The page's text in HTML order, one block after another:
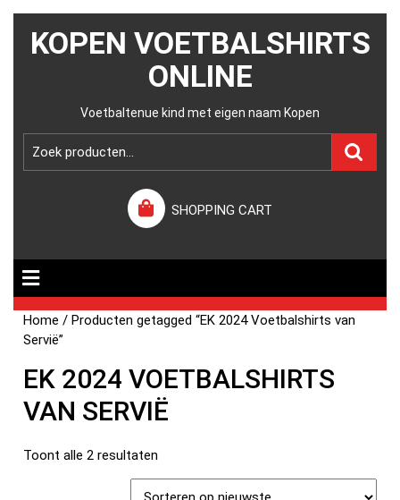
KOPEN VOETBALSHIRTS
ONLINE
Voetbaltenue kind met eigen naam Kopen
SHOPPING CART
Home / Producten getagged “EK 2024 Voetbalshirts van
Servië”
EK 2024 VOETBALSHIRTS
VAN SERVIË
Toont alle 2 resultaten